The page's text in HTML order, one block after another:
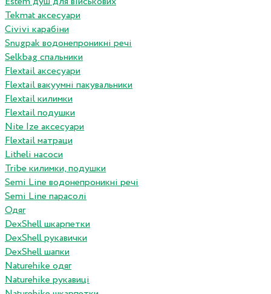
Tekmat аксесуари
Сivivi карабіни
Snugpak водонепроникні речі
Selkbag спальники
Flextail аксесуари
Flextail вакуумні пакувальники
Flextail килимки
Flextail подушки
Nite Ize аксесуари
Flextail матраци
Litheli насоси
Tribe килимки, подушки
Semi Line водонепроникні речі
Semi Line парасолі
Одяг
DexShell шкарпетки
DexShell рукавички
DexShell шапки
Naturehike одяг
Naturehike рукавиці